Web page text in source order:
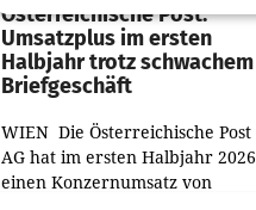
Österreichische Post:
Umsatzplus im ersten
Halbjahr trotz schwachem
Briefgeschäft
WIEN Die Österreichische Post
AG hat im ersten Halbjahr 2026
einen Konzernumsatz von